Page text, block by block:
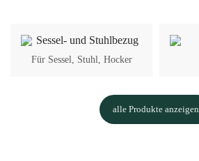
Für Sessel, Stuhl, Hocker
alle Produkte anzeigen